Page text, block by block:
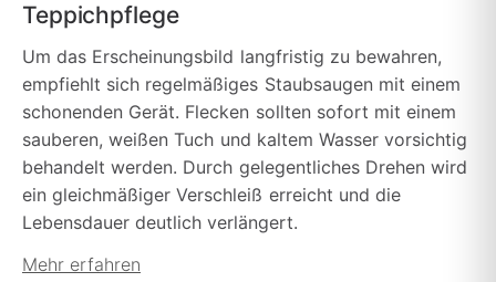
Teppichpflege
Um das Erscheinungsbild langfristig zu bewahren,
empfiehlt sich regelmäßiges Staubsaugen mit einem
schonenden Gerät. Flecken sollten sofort mit einem
sauberen, weißen Tuch und kaltem Wasser vorsichtig
behandelt werden. Durch gelegentliches Drehen wird
ein gleichmäßiger Verschleiß erreicht und die
Lebensdauer deutlich verlängert.
Mehr erfahren